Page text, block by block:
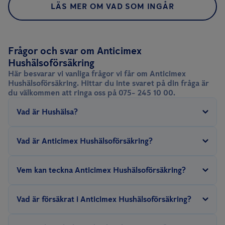
LÄS MER OM VAD SOM INGÅR
Frågor och svar om Anticimex
Hushälsoförsäkring
Här besvarar vi vanliga frågor vi får om Anticimex
Hushälsoförsäkring. Hittar du inte svaret på din fråga är
du välkommen att ringa oss på 075- 245 10 00.
Vad är Hushälsa?
hus friskt så länge ni lever ihop. Precis som vi människor
välmående. Genom att tidigt identifiera och hantera vanliga
skadorna och dyra utgifter.
Vad är Anticimex Hushälsoförsäkring?
befintliga husförsäkring, som ger dig ett utökat skydd mot
som hjälper dig att upptäcka skador i tid och minska risken för
Vem kan teckna Anticimex Hushälsoförsäkring?
friköpt radhus, eller fritidshus. Försäkringen kan inte tecknas för
Vad är försäkrat i Anticimex Hushälsoförsäkring?